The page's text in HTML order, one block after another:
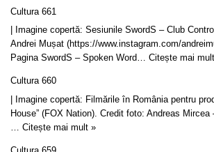
Cultura 661
| Imagine copertă: Sesiunile SwordS – Club
Andrei Mușat (https://www.instagram.com/
Pagina SwordS – Spoken Word… Citește mai
Cultura 660
| Imagine copertă: Filmările în România pentru
House” (FOX Nation). Credit foto: Andreas Mircea
Citește mai mult »